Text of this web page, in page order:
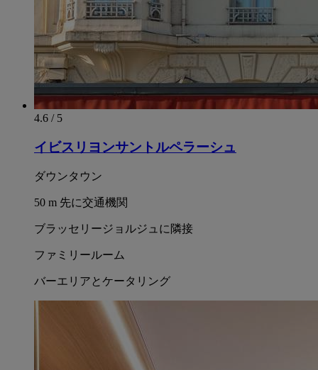
4.6 / 5
イビスリヨンサントルペラーシュ
ダウンタウン
50 m 先に交通機関
ブラッセリージョルジュに隣接
ファミリールーム
バーエリアとケータリング